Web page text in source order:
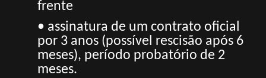
frente
• assinatura de um contrato oficial
por 3 anos (possível rescisão após 6
meses), período probatório de 2
meses.